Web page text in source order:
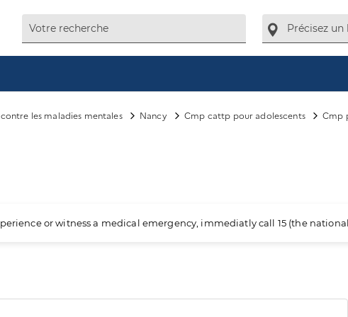
les maladies mentales Nancy Cmp cattp pour adolescents Cmp
or witness a medical emergency, immediatly call 15 (the